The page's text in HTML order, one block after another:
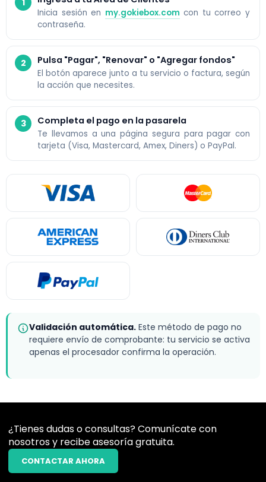
Inicia sesión en my.gokiebox.com con tu correo y
contraseña.
Pulsa "Pagar", "Renovar" o "Agregar fondos"
El botón aparece junto a tu servicio o factura, según
la acción que necesites.
Completa el pago en la pasarela
Te llevamos a una página segura para pagar con
tarjeta (Visa, Mastercard, Amex, Diners) o PayPal.
Validación automática. Este método de pago no
requiere envío de comprobante: tu servicio se activa
apenas el procesador confirma la operación.
¿Tienes dudas o consultas? Comunícate con
nosotros y recibe asesoría gratuita.
CONTACTAR AHORA